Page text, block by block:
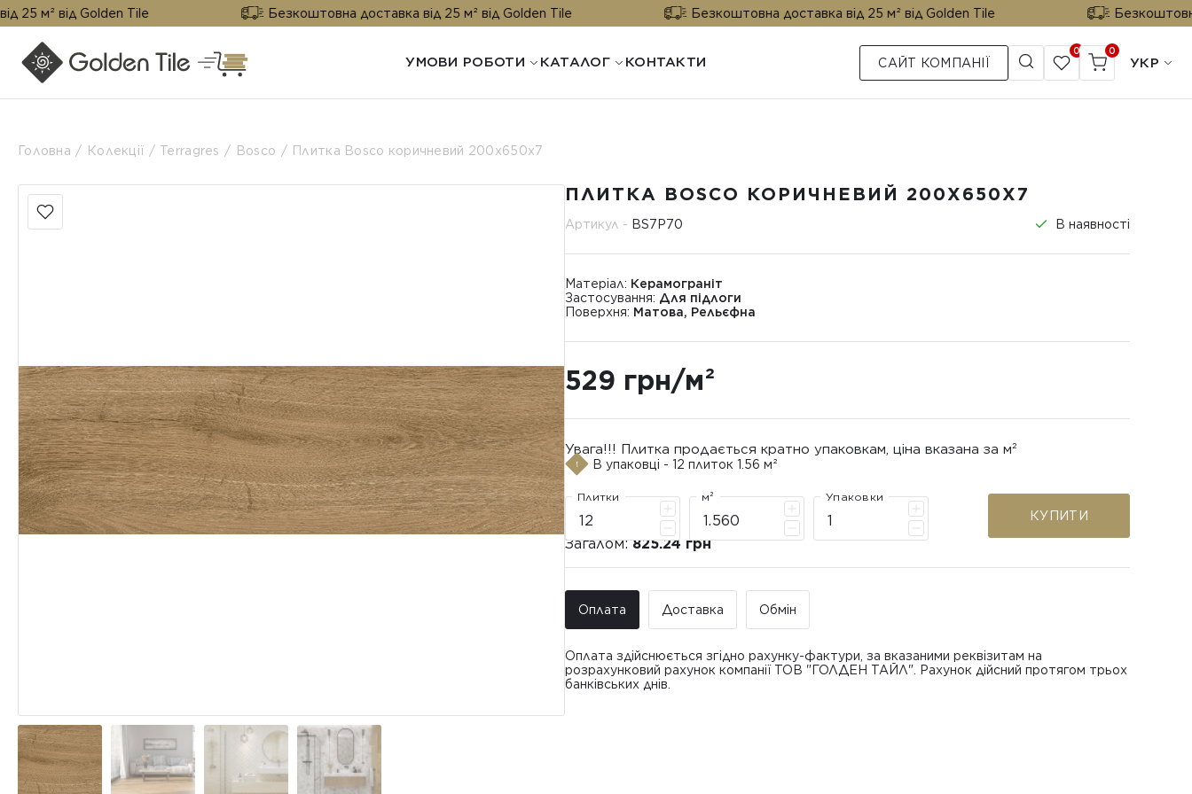
Golden Tile Безкоштовна доставка від 25 м² від Golden Tile Безкоштовна доставка від 25 м² від Golden Tile Безкоштовна
УМОВИ РОБОТИ КАТАЛОГ КОНТАКТИ САЙТ КОМПАНІЇ
0 0
УКР
Головна Колекції Terragres Bosco Плитка Bosco коричневий 200x650x7
ПЛИТКА BOSCO КОРИЧНЕВИЙ 200X650X7
Артикул - BS7P70 В наявності
Матеріал: Керамограніт
Застосування: Для підлоги
Поверхня: Матова, Рельєфна
529 грн/м²
Увага!!! Плитка продається кратно упаковкам, ціна вказана за м²
В упаковці - 12 плиток 1.56 м²
Плитки м² Упаковки
КУПИТИ
Загалом:825.24 грн
Оплата Доставка Обмін
Оплата здійснюється згідно рахунку-фактури, за вказаними реквізитам на
розрахунковий рахунок компанії ТОВ "ГОЛДЕН ТАЙЛ". Рахунок дійсний протягом трьох
банківських днів.